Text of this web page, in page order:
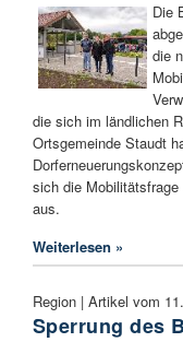
Die
die
die sich im ländlichen
Ortsgemeinde Staudt
sich die
aus.
Weiterlesen »
Region | Artikel vom
Sperrung des